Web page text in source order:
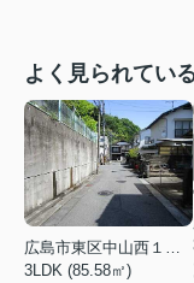
よく見られてい
3LDK (85.58㎡)